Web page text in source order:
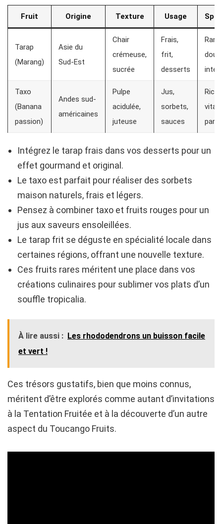
Fruit Origine Texture Usage
Tarap
(Marang)
Asie du
Sud-Est
Chair
crémeuse,
sucrée
Frais,
frit,
desserts
Taxo
(Banana
passion)
Andes sud-
américaines
Pulpe
acidulée,
juteuse
Jus,
sorbets,
sauces
Intégrez le tarap frais dans vos desserts pour un
effet gourmand et original.
Le taxo est parfait pour réaliser des sorbets
maison naturels, frais et légers.
Pensez à combiner taxo et fruits rouges pour un
jus aux saveurs ensoleillées.
Le tarap frit se déguste en spécialité locale dans
certaines régions, offrant une nouvelle texture.
Ces fruits rares méritent une place dans vos
créations culinaires pour sublimer vos plats d’un
souffle tropicalia.
À lire aussi : Les rhododendrons un buisson facile
et vert !
Ces trésors gustatifs, bien que moins connus,
méritent d’être explorés comme autant d’invitations
à la Tentation Fruitée et à la découverte d’un autre
aspect du Toucango Fruits.